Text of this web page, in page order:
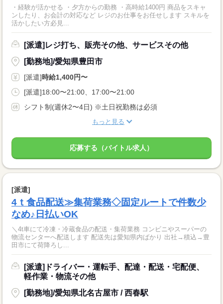
・経験が活かせる ・夕方からの勤務 ・高時給1400円 商品をスキャ
ンしたり、お会計の対応など レジのお仕事をお任せします スキルを
活かしたい方必見...
[派遣]レジ打ち、販売その他、サービスその他
[勤務地]/愛知県豊田市
[派遣]時給1,400円〜
[派遣]18:00〜21:00、17:00〜21:00
シフト制(週休2〜4日) ※土日祝勤務は必須
もっと見る
応募する（バイトル求人）
[派遣]
4ｔ食品配送≫集荷業務◇固定ルートで件数少
なめ♪日払いOK
＼4t車にて冷凍・冷蔵食品の配送・集荷業務 コンビニやスーパーの
物流センターへ配送します 配送先は愛知県内ばかり 出社→積込→豊
田市にて荷降ろし...
[派遣]ドライバー・運転手、配達・配送・宅配便、
軽作業・物流その他
[勤務地]/愛知県北名古屋市 / 西春駅